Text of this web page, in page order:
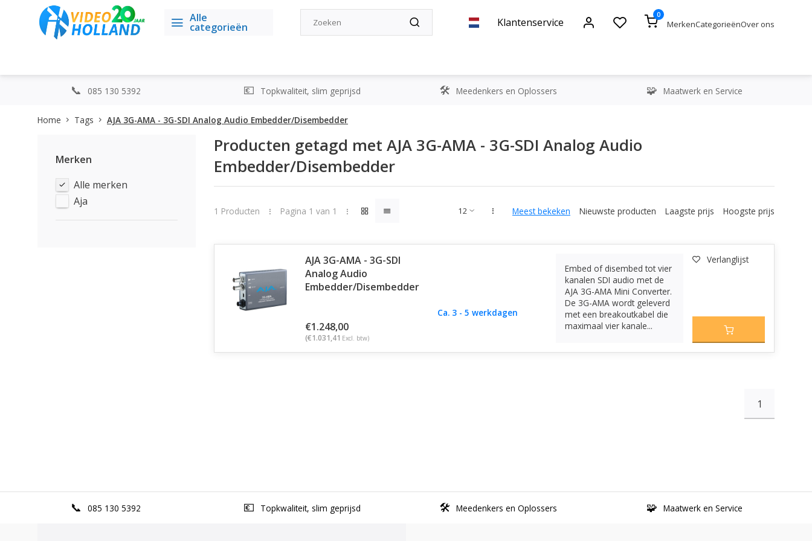
Alle
categorieën Klantenservice
0
MerkenCategorieënOver ons
085 130 5392 Topkwaliteit, slim geprijsd Meedenkers en Oplossers Maatwerk en Service
Home Tags AJA 3G-AMA - 3G-SDI Analog Audio Embedder/Disembedder
Merken
Alle merken
Aja
Producten getagd met AJA 3G-AMA - 3G-SDI Analog Audio
Embedder/Disembedder
1 Producten Pagina 1 van 1 Meest bekeken Nieuwste producten Laagste prijs Hoogste prijs
AJA 3G-AMA - 3G-SDI
Analog Audio
Embedder/Disembedder
€1.248,00
(€1.031,41 Excl. btw)
Ca. 3 - 5 werkdagen
Embed of disembed tot vier
kanalen SDI audio met de
AJA 3G-AMA Mini Converter.
De 3G-AMA wordt geleverd
met een breakoutkabel die
maximaal vier kanale...
Verlanglijst
1
085 130 5392 Topkwaliteit, slim geprijsd Meedenkers en Oplossers Maatwerk en Service